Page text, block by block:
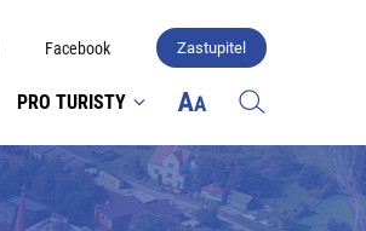
Facebook Zastupitel
PRO TURISTY